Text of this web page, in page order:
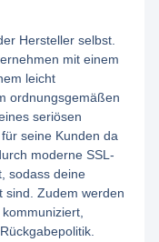
Hersteller selbst.
mit einem
leicht
ordnungsgemäßen
seriösen
seine Kunden da
moderne SSL-
sodass deine
sind. Zudem werden